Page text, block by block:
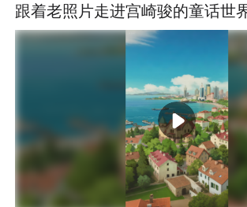
跟着老照片走进宫崎骏的童话世